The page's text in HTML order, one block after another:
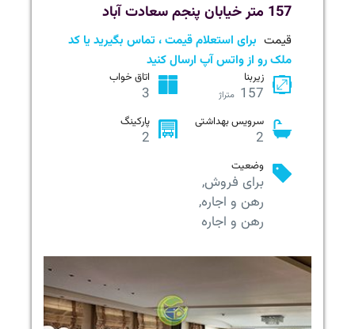
157 متر خیابان پنجم سعادت آباد
قیمت برای استعلام قیمت ، تماس بگیرید یا کد
ملک رو از واتس آپ ارسال کنید
زیربنا
157 متراژ
اتاق خواب
3
سرویس بهداشتی
2
پارکینگ
2
وضعیت
برای فروش,
رهن و اجاره,
رهن و اجاره